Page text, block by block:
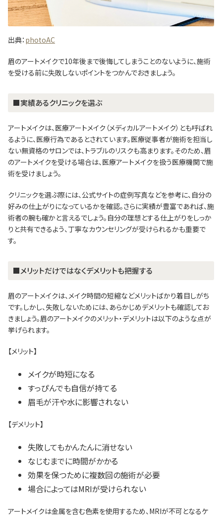
出典： photoAC
眉のアートメイクで10年後まで後悔してしまうことのないように、施術
を受ける前に失敗しないポイントをつかんでおきましょう。
■実績あるクリニックを選ぶ
アートメイクは、医療アートメイク（メディカルアートメイク）とも呼ばれ
るように、医療行為であるとされています。医療従事者が施術を担当し
ない無資格のサロンでは、トラブルのリスクも高まります。そのため、眉
のアートメイクを受ける場合は、医療アートメイクを扱う医療機関で施
術を受けましょう。
クリニックを選ぶ際には、公式サイトの症例写真などを参考に、自分の
好みの仕上がりになっているかを確認。さらに実績が豊富であれば、施
術者の腕も確かと言えるでしょう。自分の理想とする仕上がりをしっか
りと共有できるよう、丁寧なカウンセリングが受けられるかも重要で
す。
■メリットだけではなくデメリットも把握する
眉のアートメイクは、メイク時間の短縮などメリットばかり着目しがち
です。しかし、失敗しないためには、あらかじめデメリットも確認してお
きましょう。眉のアートメイクのメリット・デメリットは以下のような点が
挙げられます。
【メリット】
メイクが時短になる
すっぴんでも自信が持てる
眉毛が汗や水に影響されない
【デメリット】
失敗してもかんたんに消せない
なじむまでに時間がかかる
効果を保つために複数回の施術が必要
場合によってはMRIが受けられない
アートメイクは金属を含む色素を使用するため、MRIが不可となるケ